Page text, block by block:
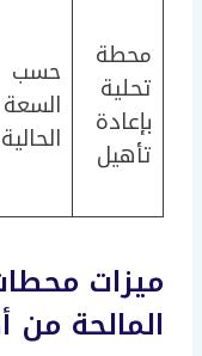
محطة
تحلية
بإعادة
تأهيل
حسب
السعة
الحالية
ميزات
المالحة من